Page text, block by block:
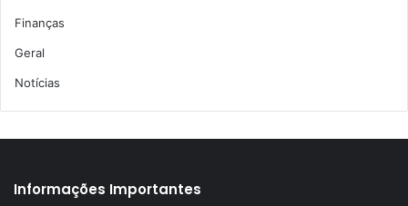
Finanças
Geral
Notícias
Informações Importantes